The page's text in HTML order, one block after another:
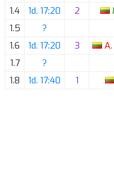
1.4
1d. 17:20 2
1.5
?
1.6
1d. 17:20 3 A.
1.7
?
1.8
1d. 17:40 1